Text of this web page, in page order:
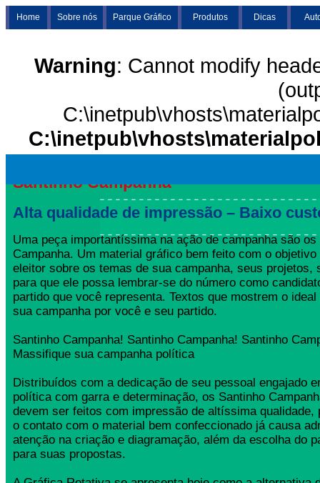
Home Sobre nós Parque Gráfico Produtos Dicas
Warning: Cannot modify
Santinho Campanha
Alta qualidade de impressão – Baixo
Uma peça importantíssima na ação de campanha são os
Campanha. Um material gráfico bem feito com o
eleitor sobre os temas de sua campanha, seus projetos,
para que ele possa lembrar-se do número como
partido que você representa. Textos que mostrem o ideal
sua campanha por você e seu partido.
Santinho Campanha! Santinho Campanha! Santinho
Massifique sua campanha política
Distribuídos com a dedicação de seu pessoal engajado
política com garra e determinação, os Santinho
devem ser feitos com impressão de altíssima qualidade,
o contato com o material bem confeccionado já causa
atenção na criação e diagramação, além da escolha do
para suas propostas.